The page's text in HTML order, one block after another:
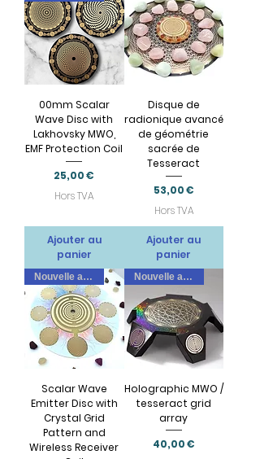
00mm Scalar
Wave Disc with
Lakhovsky MWO,
EMF Protection Coil
Prix
25,00 €
Hors TVA
Ajouter au
panier
Disque de
radionique avancé
de géométrie
sacrée de
Tesseract
Prix
53,00 €
Hors TVA
Ajouter au
panier
Nouvelle arrivee
Scalar Wave
Emitter Disc with
Crystal Grid
Pattern and
Wireless Receiver
Nouvelle arrivee
Holographic MWO /
tesseract grid
array
Prix
40,00 €